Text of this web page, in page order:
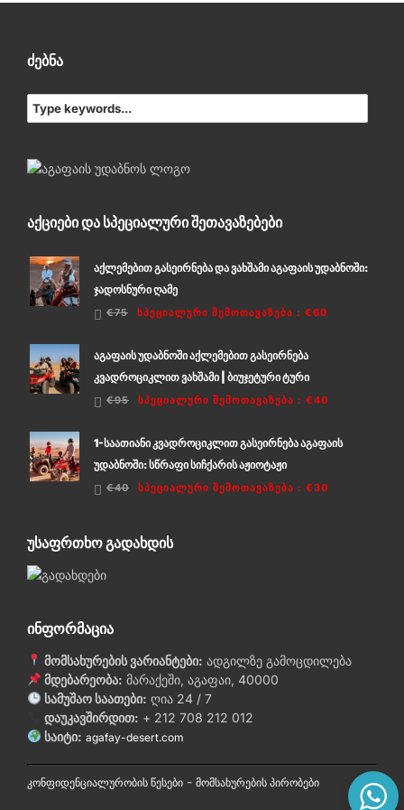
ᲫᲔᲑᲜᲐ
ᲐᲥᲪᲘᲔᲑᲘ ᲓᲐ ᲡᲞᲔᲪᲘᲐᲚᲣᲠᲘ ᲨᲔᲗᲐᲕᲐᲖᲔᲑᲔᲑᲘ
აქლემებით გასეირნება და ვახშამი აგაფაის უდაბნოში:
ჯადოსნური ღამე
€75 ᲡᲞᲔᲪᲘᲐᲚᲣᲠᲘ ᲨᲔᲛᲝᲗᲐᲕᲐᲖᲔᲑᲐ : €60
აგაფაის უდაბნოში აქლემებით გასეირნება
კვადროციკლით ვახშამი | ბიუჯეტური ტური
€95 ᲡᲞᲔᲪᲘᲐᲚᲣᲠᲘ ᲨᲔᲛᲝᲗᲐᲕᲐᲖᲔᲑᲐ : €40
1-საათიანი კვადროციკლით გასეირნება აგაფაის
უდაბნოში: სწრაფი სიჩქარის აჟიოტაჟი
€40 ᲡᲞᲔᲪᲘᲐᲚᲣᲠᲘ ᲨᲔᲛᲝᲗᲐᲕᲐᲖᲔᲑᲐ : €30
ᲣᲡᲐᲤᲠᲗᲮᲝ ᲒᲐᲓᲐᲮᲓᲘᲡ
ᲘᲜᲤᲝᲠᲛᲐᲪᲘᲐ
მომსახურების ვარიანტები: ადგილზე გამოცდილება
მდებარეობა: მარაქეში, აგაფაი, 40000
სამუშაო საათები: ღია 24 / 7
დაუკავშირდით: + 212 708 212 012
საიტი: agafay-desert.com
კონფიდენციალურობის წესები - მომსახურების პირობები